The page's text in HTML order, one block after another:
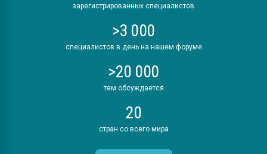
зарегистрированных специалистов
>3 000
специалистов в день на нашем форуме
>20 000
тем обсуждается
20
стран со всего мира